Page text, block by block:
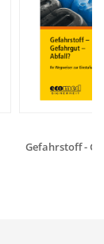
Gefahrstoff -